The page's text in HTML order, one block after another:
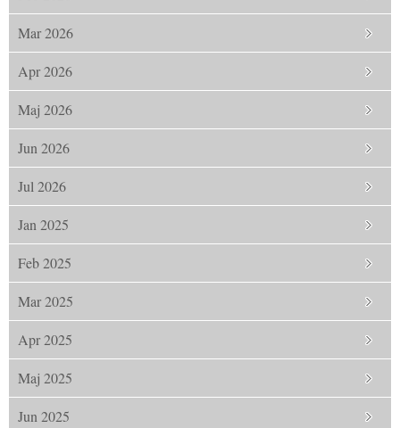
Mar 2026
Apr 2026
Maj 2026
Jun 2026
Jul 2026
Jan 2025
Feb 2025
Mar 2025
Apr 2025
Maj 2025
Jun 2025